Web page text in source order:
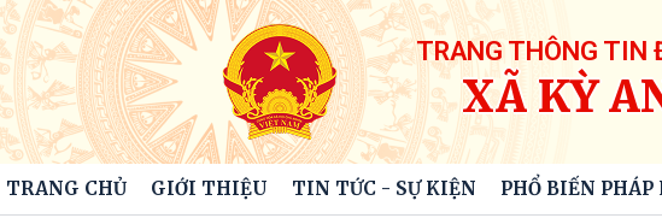
TRANG THÔNG TIN
XÃ KỲ
TRANG CHỦ GIỚI THIỆU TIN TỨC - SỰ KIỆN PHỔ BIẾN PHÁP